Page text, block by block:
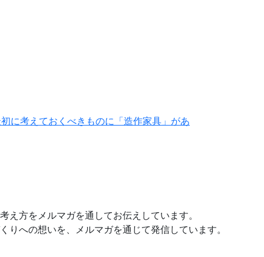
に考えておくべきものに「造作家具」があ
方をメルマガを通してお伝えしています。
への想いを、メルマガを通じて発信しています。